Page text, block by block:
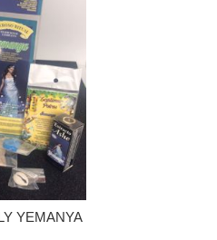
YEMANYA